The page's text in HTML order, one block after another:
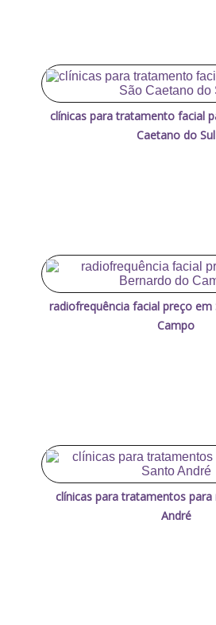
clínicas para tratamento facial
Caetano do Sul
radiofrequência facial preço
Campo
clínicas para tratamentos
André